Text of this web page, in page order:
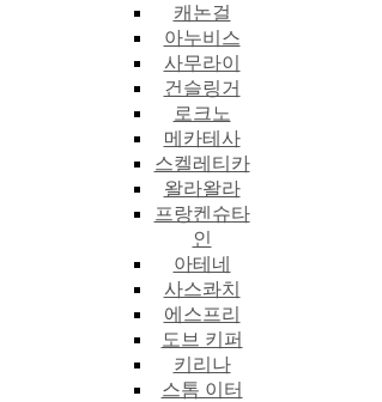
캐논걸
아누비스
사무라이
건슬링거
로크노
메카테사
스켈레티카
왈라왈라
프랑켄슈타
인
아테네
사스콰치
에스프리
도브 키퍼
키리나
스톰 이터